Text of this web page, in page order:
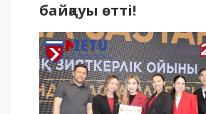
АнтиОлимпиада
Оқу ақысы
Жеңілдіктер
50 баллдан төмен / ҰБТ-сыз
байқауы өтті!